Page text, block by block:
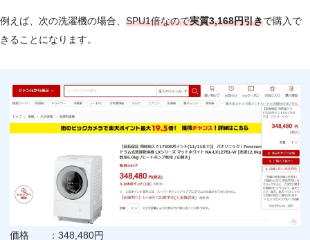
例えば、次の洗濯機の場合、 SPU1倍なので実質3,168円引きで購入で
きることになります。
価格 ：348,480円